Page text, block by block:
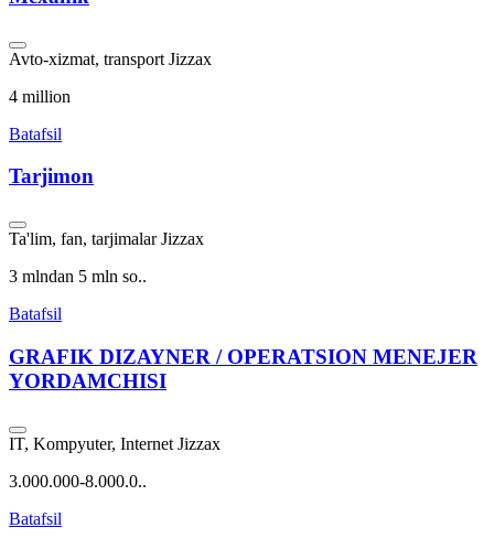
Avto-xizmat, transport Jizzax
4 million
Batafsil
Tarjimon
Ta'lim, fan, tarjimalar Jizzax
3 mlndan 5 mln so..
Batafsil
GRAFIK DIZAYNER / OPERATSION MENEJER
YORDAMCHISI
IT, Kompyuter, Internet Jizzax
3.000.000-8.000.0..
Batafsil